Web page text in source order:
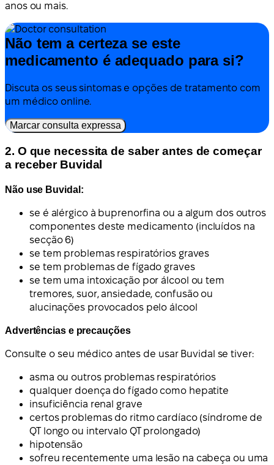
anos ou mais.
Não tem a certeza se este
medicamento é adequado para si?
Discuta os seus sintomas e opções de tratamento com
um médico online.
Marcar consulta expressa
2. O que necessita de saber antes de começar
a receber Buvidal
Não use Buvidal:
se é alérgico à buprenorfina ou a algum dos outros
componentes deste medicamento (incluídos na
secção 6)
se tem problemas respiratórios graves
se tem problemas de fígado graves
se tem uma intoxicação por álcool ou tem
tremores, suor, ansiedade, confusão ou
alucinações provocados pelo álcool
Advertências e precauções
Consulte o seu médico antes de usar Buvidal se tiver:
asma ou outros problemas respiratórios
qualquer doença do fígado como hepatite
insuficiência renal grave
certos problemas do ritmo cardíaco (síndrome de
QT longo ou intervalo QT prolongado)
hipotensão
sofreu recentemente uma lesão na cabeça ou uma